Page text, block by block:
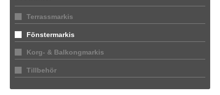
Terrassmarkis
Fönstermarkis
Korg- & Balkongmarkis
Tillbehör